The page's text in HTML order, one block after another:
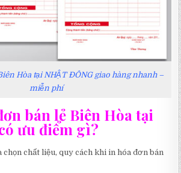
Hòa tại NHẬT ĐÔNG giao hàng nhanh –
miễn phí
bán lẻ Biên Hòa tại
ưu điểm gì?
chọn chất liệu, quy cách khi in hóa đơn bán